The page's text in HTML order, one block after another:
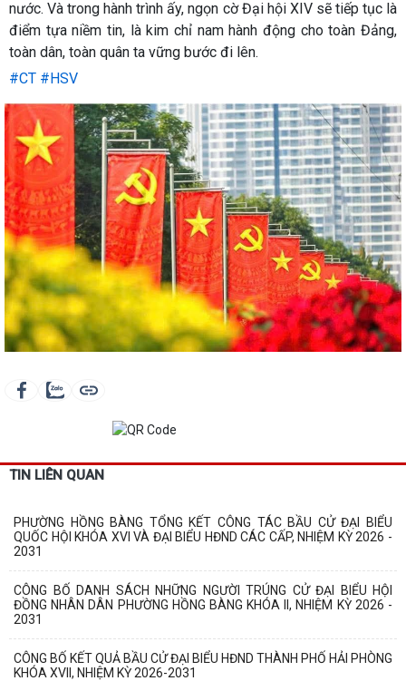
nước. Và trong hành trình ấy, ngọn cờ Đại hội XIV sẽ tiếp tục là
điểm tựa niềm tin, là kim chỉ nam hành động cho toàn Đảng,
toàn dân, toàn quân ta vững bước đi lên.
#CT #HSV
TIN LIÊN QUAN
PHƯỜNG HỒNG BÀNG TỔNG KẾT CÔNG TÁC BẦU CỬ ĐẠI BIỂU
QUỐC HỘI KHÓA XVI VÀ ĐẠI BIỂU HĐND CÁC CẤP, NHIỆM KỲ 2026 -
2031
CÔNG BỐ DANH SÁCH NHỮNG NGƯỜI TRÚNG CỬ ĐẠI BIỂU HỘI
ĐỒNG NHÂN DÂN PHƯỜNG HỒNG BÀNG KHÓA II, NHIỆM KỲ 2026 -
2031
CÔNG BỐ KẾT QUẢ BẦU CỬ ĐẠI BIỂU HĐND THÀNH PHỐ HẢI PHÒNG
KHÓA XVII, NHIỆM KỲ 2026-2031